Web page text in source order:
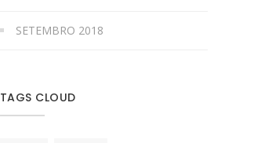
SETEMBRO 2018
TAGS CLOUD